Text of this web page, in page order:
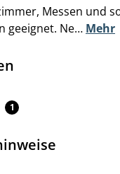
Messen und
geeignet. Ne… Mehr
1